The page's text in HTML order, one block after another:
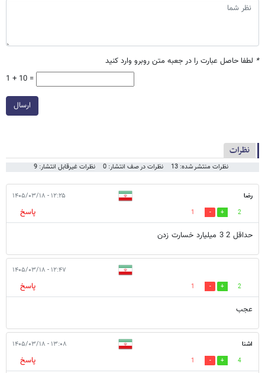
* لطفا حاصل عبارت را در جعبه متن روبرو وارد کنید
1 + 10 =
ارسال
نظرات
نظرات منتشر شده: 13 نظرات در صف انتشار: 0 نظرات غیرقابل انتشار: 9
رضا ۱۲:۲۵ - ۱۴۰۵/۰۳/۱۸
2
1
پاسخ
حداقل 2 3 میلیارد خسارت زدن
۱۲:۴۷ - ۱۴۰۵/۰۳/۱۸
2
1
پاسخ
عجب
اشنا ۱۳:۰۸ - ۱۴۰۵/۰۳/۱۸
4
1
پاسخ